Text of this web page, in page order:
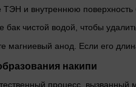
ТЭН и внутреннюю поверхность
бак чистой водой, чтобы
магниевый анод. Если его
накипи
процесс,